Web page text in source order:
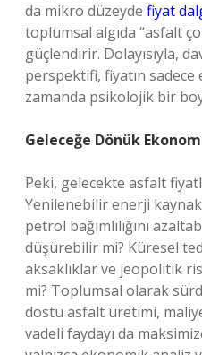
da mikro düzeyde fiyat
toplumsal algıda “asfalt
güçlendirir. Dolayısıyla,
perspektifi, fiyatın sadece
zamanda psikolojik bir
Geleceğe Dönük
Peki, gelecekte asfalt
Yenilenebilir enerji
petrol bağımlılığını
düşürebilir mi? Küresel
aksaklıklar ve jeopolitik
mi? Toplumsal olarak
dostu asfalt üretimi,
vadeli faydayı da